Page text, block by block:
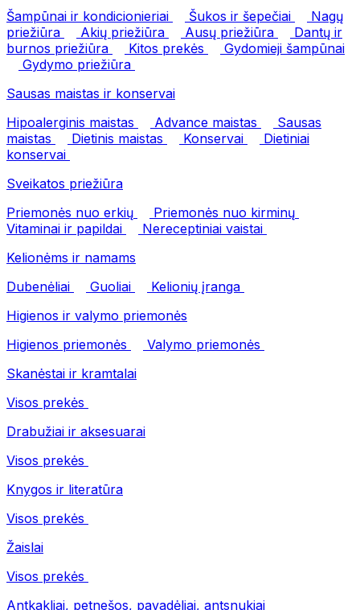
Šampūnai ir kondicionieriai
Šukos ir šepečiai
Nagų
priežiūra
Akių priežiūra Ausų priežiūra
Dantų ir
burnos priežiūra
Kitos prekės
Gydomieji šampūnai
Gydymo priežiūra
Sausas maistas ir konservai
Hipoalerginis maistas
Advance maistas
Sausas
maistas
Dietinis maistas Konservai
Dietiniai
konservai
Sveikatos priežiūra
Priemonės nuo erkių
Priemonės nuo kirminų
Vitaminai ir papildai
Nereceptiniai vaistai
Kelionėms ir namams
Dubenėliai
Guoliai
Kelionių įranga
Higienos ir valymo priemonės
Higienos priemonės
Valymo priemonės
Skanėstai ir kramtalai
Visos prekės
Drabužiai ir aksesuarai
Visos prekės
Knygos ir literatūra
Visos prekės
Žaislai
Visos prekės
Antkakliai, petnešos, pavadėliai, antsnukiai